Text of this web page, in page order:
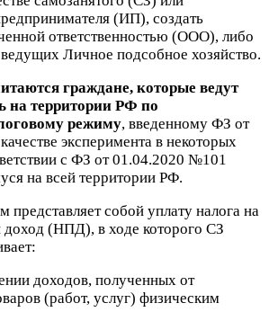
(ИП), создать
ответственностью (ООО), либо
ведущих Личное подсобное хозяйство.
граждане, которые ведут
на территории РФ по
режиму, введенному ФЗ от
эксперимента в некоторых
с ФЗ от 01.04.2020 №101
на всей территории РФ.
собой уплату налога на
(НПД), в ходе которого СЗ
доходов, полученных от
(работ, услуг) физическим